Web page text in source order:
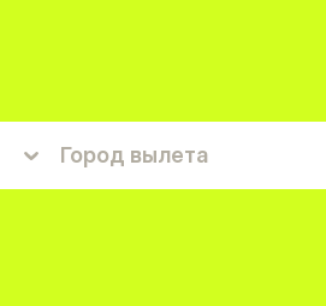
Город вылета